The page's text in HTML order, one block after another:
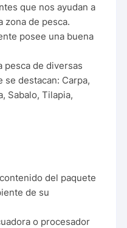
que nos ayudan a
zona de pesca.
posee una buena
pesca de diversas
destacan: Carpa,
Sabalo, Tilapia,
del paquete
de su
o procesador